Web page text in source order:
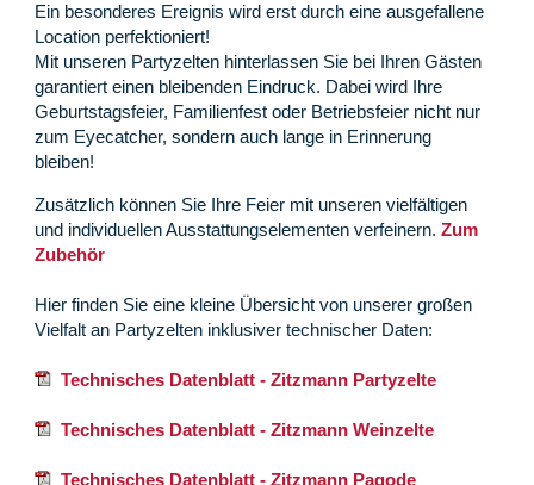
Ein besonderes Ereignis wird erst durch eine ausgefallene
Location perfektioniert!
Mit unseren Partyzelten hinterlassen Sie bei Ihren Gästen
garantiert einen bleibenden Eindruck. Dabei wird Ihre
Geburtstagsfeier, Familienfest oder Betriebsfeier nicht nur
zum Eyecatcher, sondern auch lange in Erinnerung
bleiben!
Zusätzlich können Sie Ihre Feier mit unseren vielfältigen
und individuellen Ausstattungselementen verfeinern.Zum
Zubehör
Hier finden Sie eine kleine Übersicht von unserer großen
Vielfalt an Partyzelten inklusiver technischer Daten:
Technisches Datenblatt - Zitzmann Partyzelte
Technisches Datenblatt - Zitzmann Weinzelte
Technisches Datenblatt - Zitzmann Pagode